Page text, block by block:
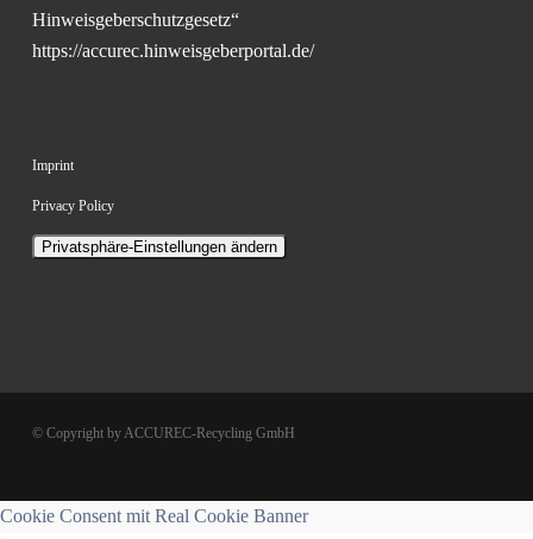
Hinweisgeberschutzgesetz“
https://accurec.hinweisgeberportal.de/
Imprint
Privacy Policy
Privatsphäre-Einstellungen ändern
© Copyright by ACCUREC-Recycling GmbH
Cookie Consent mit Real Cookie Banner